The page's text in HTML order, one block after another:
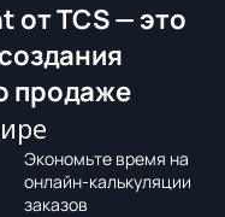
TCS — это
продаже
Экономьте время на
онлайн-калькуляции
заказов